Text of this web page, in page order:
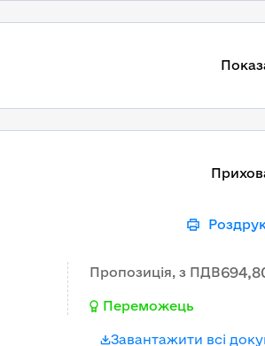
Пропозиція, з ПДВ
Переможець
Завантажити всі